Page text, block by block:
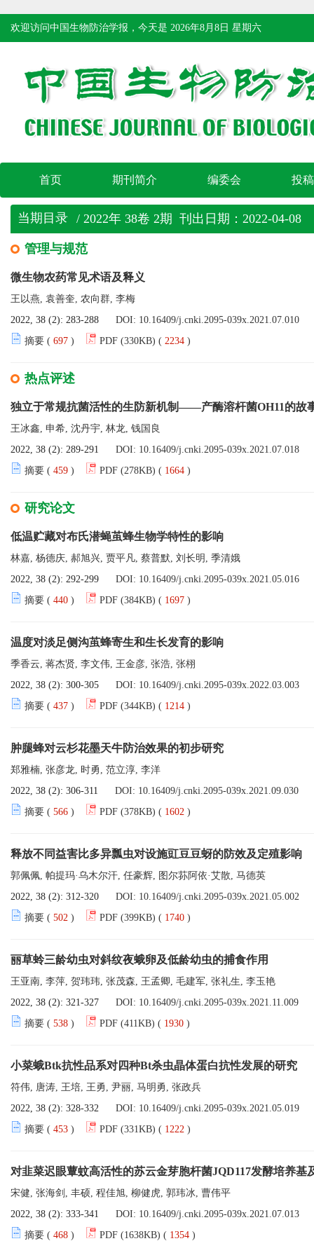
欢迎访问中国生物防治学报，今天是 2026年8月8日 星期六
首页 期刊简介 编委会 投
当期目录 / 2022年 38卷 2期 刊出日期：2022-04-08
管理与规范
微生物农药常见术语及释义
王以燕, 袁善奎, 农向群, 李梅
2022, 38 (2): 283-288
DOI: 10.16409/j.cnki.2095-039x.2021.07.010
摘要 ( 697 ) PDF (330KB) ( 2234 )
热点评述
独立于常规抗菌活性的生防新机制——产酶溶杆菌OH11的故
王冰鑫, 申希, 沈丹宇, 林龙, 钱国良
2022, 38 (2): 289-291
DOI: 10.16409/j.cnki.2095-039x.2021.07.018
摘要 ( 459 ) PDF (278KB) ( 1664 )
研究论文
低温贮藏对布氏潜蝇茧蜂生物学特性的影响
林嘉, 杨德庆, 郝旭兴, 贾平凡, 蔡普默, 刘长明, 季清娥
2022, 38 (2): 292-299
DOI: 10.16409/j.cnki.2095-039x.2021.05.016
摘要 ( 440 ) PDF (384KB) ( 1697 )
温度对淡足侧沟茧蜂寄生和生长发育的影响
季香云, 蒋杰贤, 李文伟, 王金彦, 张浩, 张栩
2022, 38 (2): 300-305
DOI: 10.16409/j.cnki.2095-039x.2022.03.003
摘要 ( 437 ) PDF (344KB) ( 1214 )
肿腿蜂对云杉花墨天牛防治效果的初步研究
郑雅楠, 张彦龙, 时勇, 范立淳, 李洋
2022, 38 (2): 306-311
DOI: 10.16409/j.cnki.2095-039x.2021.09.030
摘要 ( 566 ) PDF (378KB) ( 1602 )
释放不同益害比多异瓢虫对设施豇豆豆蚜的防效及定殖影响
郭佩佩, 帕提玛·乌木尔汗, 任豪辉, 图尔荪阿依·艾散, 马德英
2022, 38 (2): 312-320
DOI: 10.16409/j.cnki.2095-039x.2021.05.002
摘要 ( 502 ) PDF (399KB) ( 1740 )
丽草蛉三龄幼虫对斜纹夜蛾卵及低龄幼虫的捕食作用
王亚南, 李萍, 贺玮玮, 张茂森, 王孟卿, 毛建军, 张礼生, 李玉艳
2022, 38 (2): 321-327
DOI: 10.16409/j.cnki.2095-039x.2021.11.009
摘要 ( 538 ) PDF (411KB) ( 1930 )
小菜蛾Btk抗性品系对四种Bt杀虫晶体蛋白抗性发展的研究
符伟, 唐涛, 王培, 王勇, 尹丽, 马明勇, 张政兵
2022, 38 (2): 328-332
DOI: 10.16409/j.cnki.2095-039x.2021.05.019
摘要 ( 453 ) PDF (331KB) ( 1222 )
对韭菜迟眼蕈蚊高活性的苏云金芽胞杆菌JQD117发酵培养基
宋健, 张海剑, 丰硕, 程佳旭, 柳健虎, 郭玮冰, 曹伟平
2022, 38 (2): 333-341
DOI: 10.16409/j.cnki.2095-039x.2021.07.013
摘要 ( 468 ) PDF (1638KB) ( 1354 )